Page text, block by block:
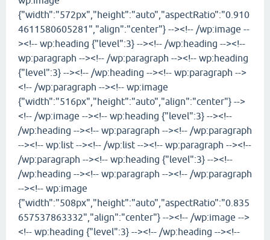
{"width":"572px","height":"auto","aspectRatio":"0.910
4611580605281","align":"center"} --><!-- /wp:image --
><!-- wp:heading {"level":3} --><!-- /wp:heading --><!--
wp:paragraph --><!-- /wp:paragraph --><!-- wp:heading
{"level":3} --><!-- /wp:heading --><!-- wp:paragraph -->
<!-- /wp:paragraph --><!-- wp:image
{"width":"516px","height":"auto","align":"center"} -->
<!-- /wp:image --><!-- wp:heading {"level":3} --><!--
/wp:heading --><!-- wp:paragraph --><!-- /wp:paragraph
--><!-- wp:list --><!-- /wp:list --><!-- wp:paragraph --><!--
/wp:paragraph --><!-- wp:heading {"level":3} --><!--
/wp:heading --><!-- wp:paragraph --><!-- /wp:paragraph
--><!-- wp:image
{"width":"508px","height":"auto","aspectRatio":"0.835
657537863332","align":"center"} --><!-- /wp:image -->
<!-- wp:heading {"level":3} --><!-- /wp:heading --><!--